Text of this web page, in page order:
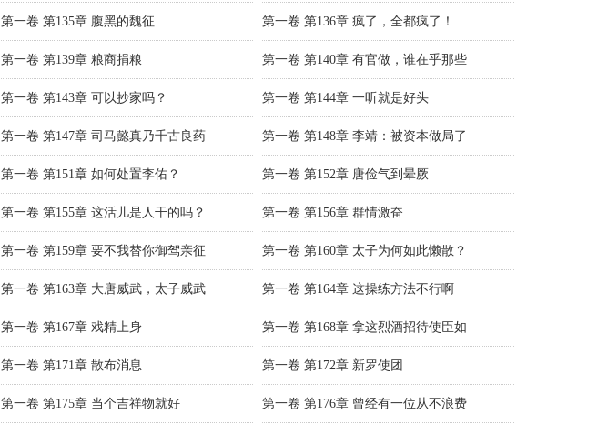
第一卷 第135章 腹黑的魏征 第一卷 第136章 疯了，全都疯了！
第一卷 第139章 粮商捐粮 第一卷 第140章 有官做，谁在乎那些
第一卷 第143章 可以抄家吗？ 第一卷 第144章 一听就是好头
第一卷 第147章 司马懿真乃千古良药 第一卷 第148章 李靖：被资本做局了
第一卷 第151章 如何处置李佑？ 第一卷 第152章 唐俭气到晕厥
第一卷 第155章 这活儿是人干的吗？ 第一卷 第156章 群情激奋
第一卷 第159章 要不我替你御驾亲征 第一卷 第160章 太子为何如此懒散？
第一卷 第163章 大唐威武，太子威武 第一卷 第164章 这操练方法不行啊
第一卷 第167章 戏精上身 第一卷 第168章 拿这烈酒招待使臣如
第一卷 第171章 散布消息 第一卷 第172章 新罗使团
第一卷 第175章 当个吉祥物就好 第一卷 第176章 曾经有一位从不浪费